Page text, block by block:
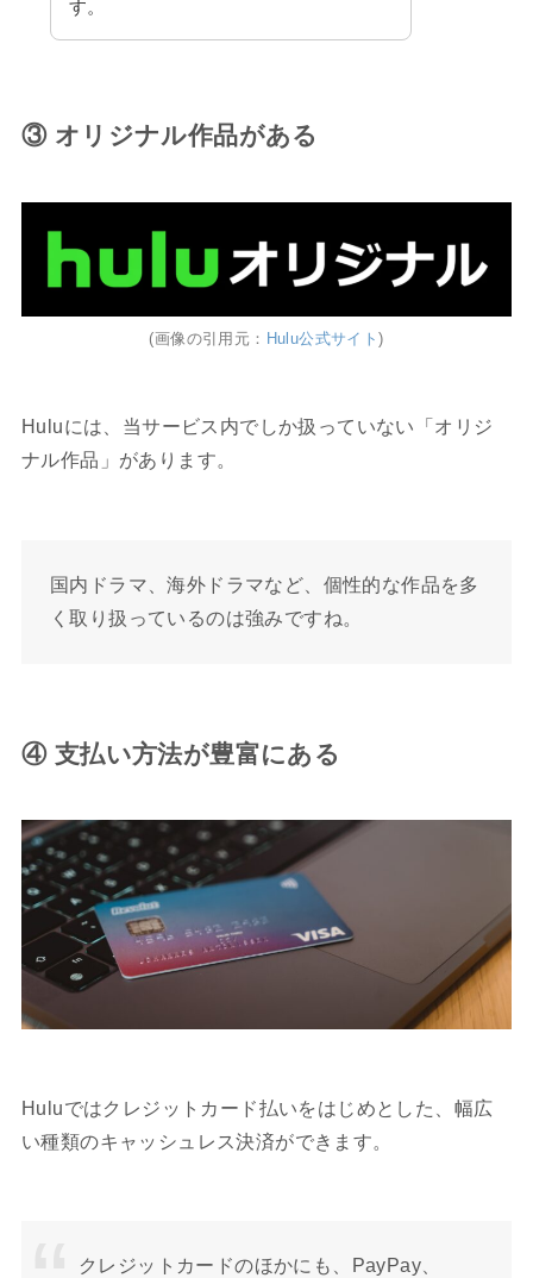
す。
③ オリジナル作品がある
(画像の引用元： Hulu公式サイト)
Huluには、当サービス内でしか扱っていない「オリジ
ナル作品」があります。
国内ドラマ、海外ドラマなど、個性的な作品を多
く取り扱っているのは強みですね。
④ 支払い方法が豊富にある
Huluではクレジットカード払いをはじめとした、幅広
い種類のキャッシュレス決済ができます。
クレジットカードのほかにも、PayPay、